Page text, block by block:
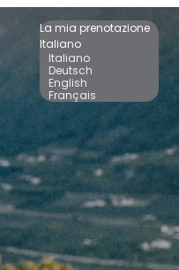
La mia prenotazione
Italiano
Italiano
Deutsch
English
Français